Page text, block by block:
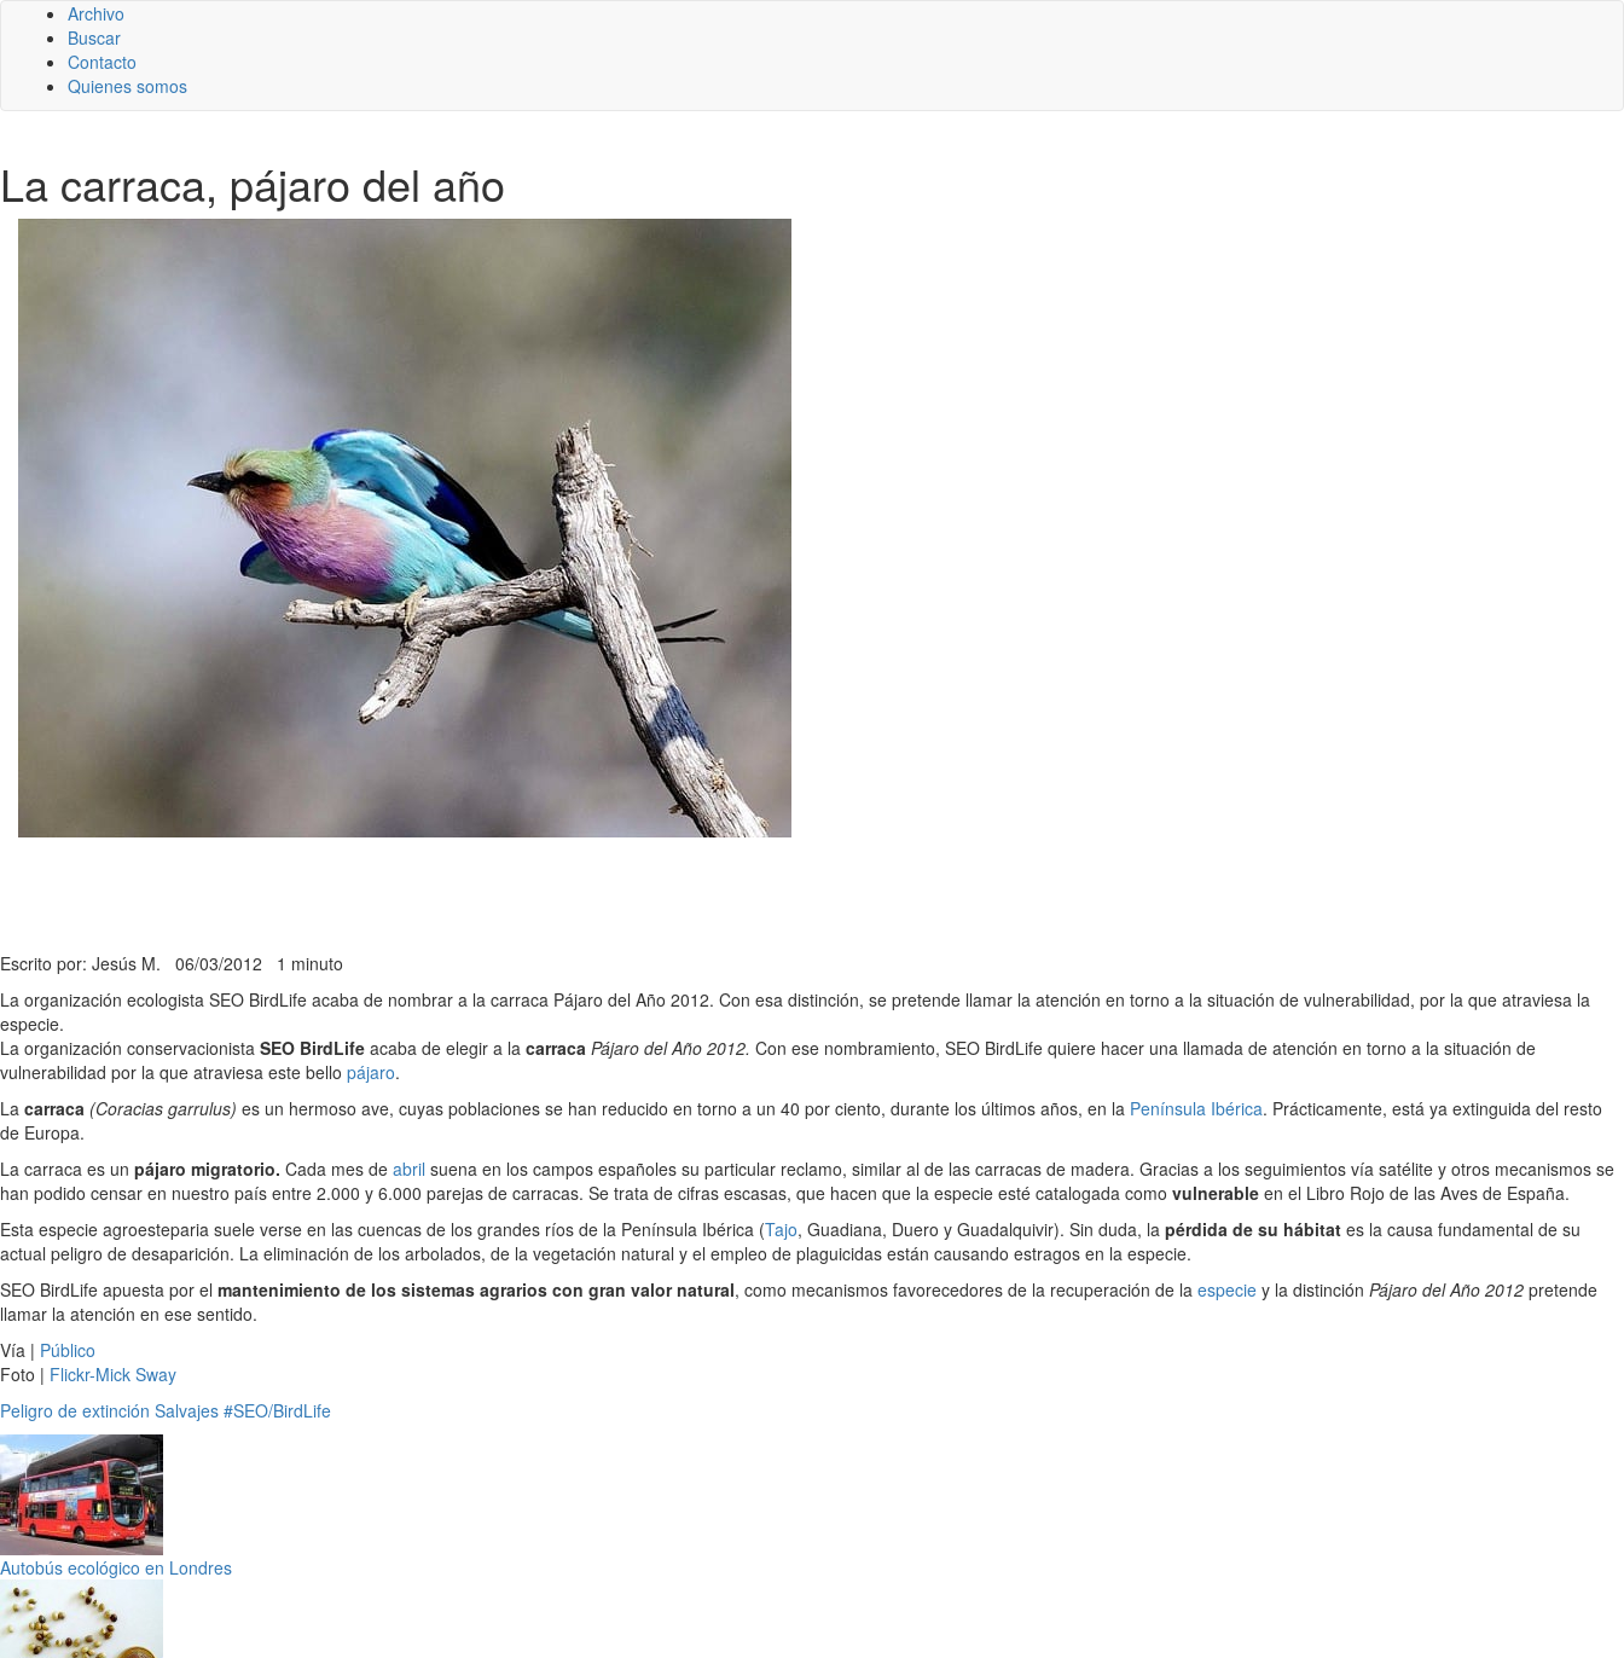
Archivo
Buscar
Contacto
Quienes somos
La carraca, pájaro del año
Escrito por: Jesús M. 06/03/2012 1 minuto
La organización ecologista SEO BirdLife acaba de nombrar a la carraca Pájaro del Año 2012. Con esa distinción, se pretende llamar la atención en torno a la situación de vulnerabilidad, por la que atraviesa la
especie.
La organización conservacionista SEO BirdLife acaba de elegir a la carraca Pájaro del Año 2012. Con ese nombramiento, SEO BirdLife quiere hacer una llamada de atención en torno a la situación de
vulnerabilidad por la que atraviesa este bello pájaro.
La carraca (Coracias garrulus) es un hermoso ave, cuyas poblaciones se han reducido en torno a un 40 por ciento, durante los últimos años, en la Península Ibérica. Prácticamente, está ya extinguida del resto
de Europa.
La carraca es un pájaro migratorio. Cada mes de abril suena en los campos españoles su particular reclamo, similar al de las carracas de madera. Gracias a los seguimientos vía satélite y otros mecanismos se
han podido censar en nuestro país entre 2.000 y 6.000 parejas de carracas. Se trata de cifras escasas, que hacen que la especie esté catalogada como vulnerable en el Libro Rojo de las Aves de España.
Esta especie agroesteparia suele verse en las cuencas de los grandes ríos de la Península Ibérica (Tajo, Guadiana, Duero y Guadalquivir). Sin duda, la pérdida de su hábitat es la causa fundamental de su
actual peligro de desaparición. La eliminación de los arbolados, de la vegetación natural y el empleo de plaguicidas están causando estragos en la especie.
SEO BirdLife apuesta por el mantenimiento de los sistemas agrarios con gran valor natural, como mecanismos favorecedores de la recuperación de la especie y la distinción Pájaro del Año 2012 pretende
llamar la atención en ese sentido.
Vía | Público
Foto | Flickr-Mick Sway
Peligro de extinción Salvajes #SEO/BirdLife
Autobús ecológico en Londres